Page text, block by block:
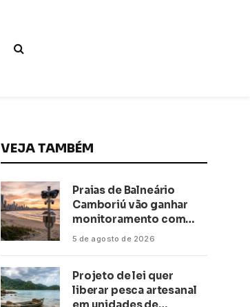
VEJA TAMBÉM
Praias de Balneário
Camboriú vão ganhar
monitoramento com
inteligência artificial
5 de agosto de 2026
Projeto de lei quer
liberar pesca artesanal